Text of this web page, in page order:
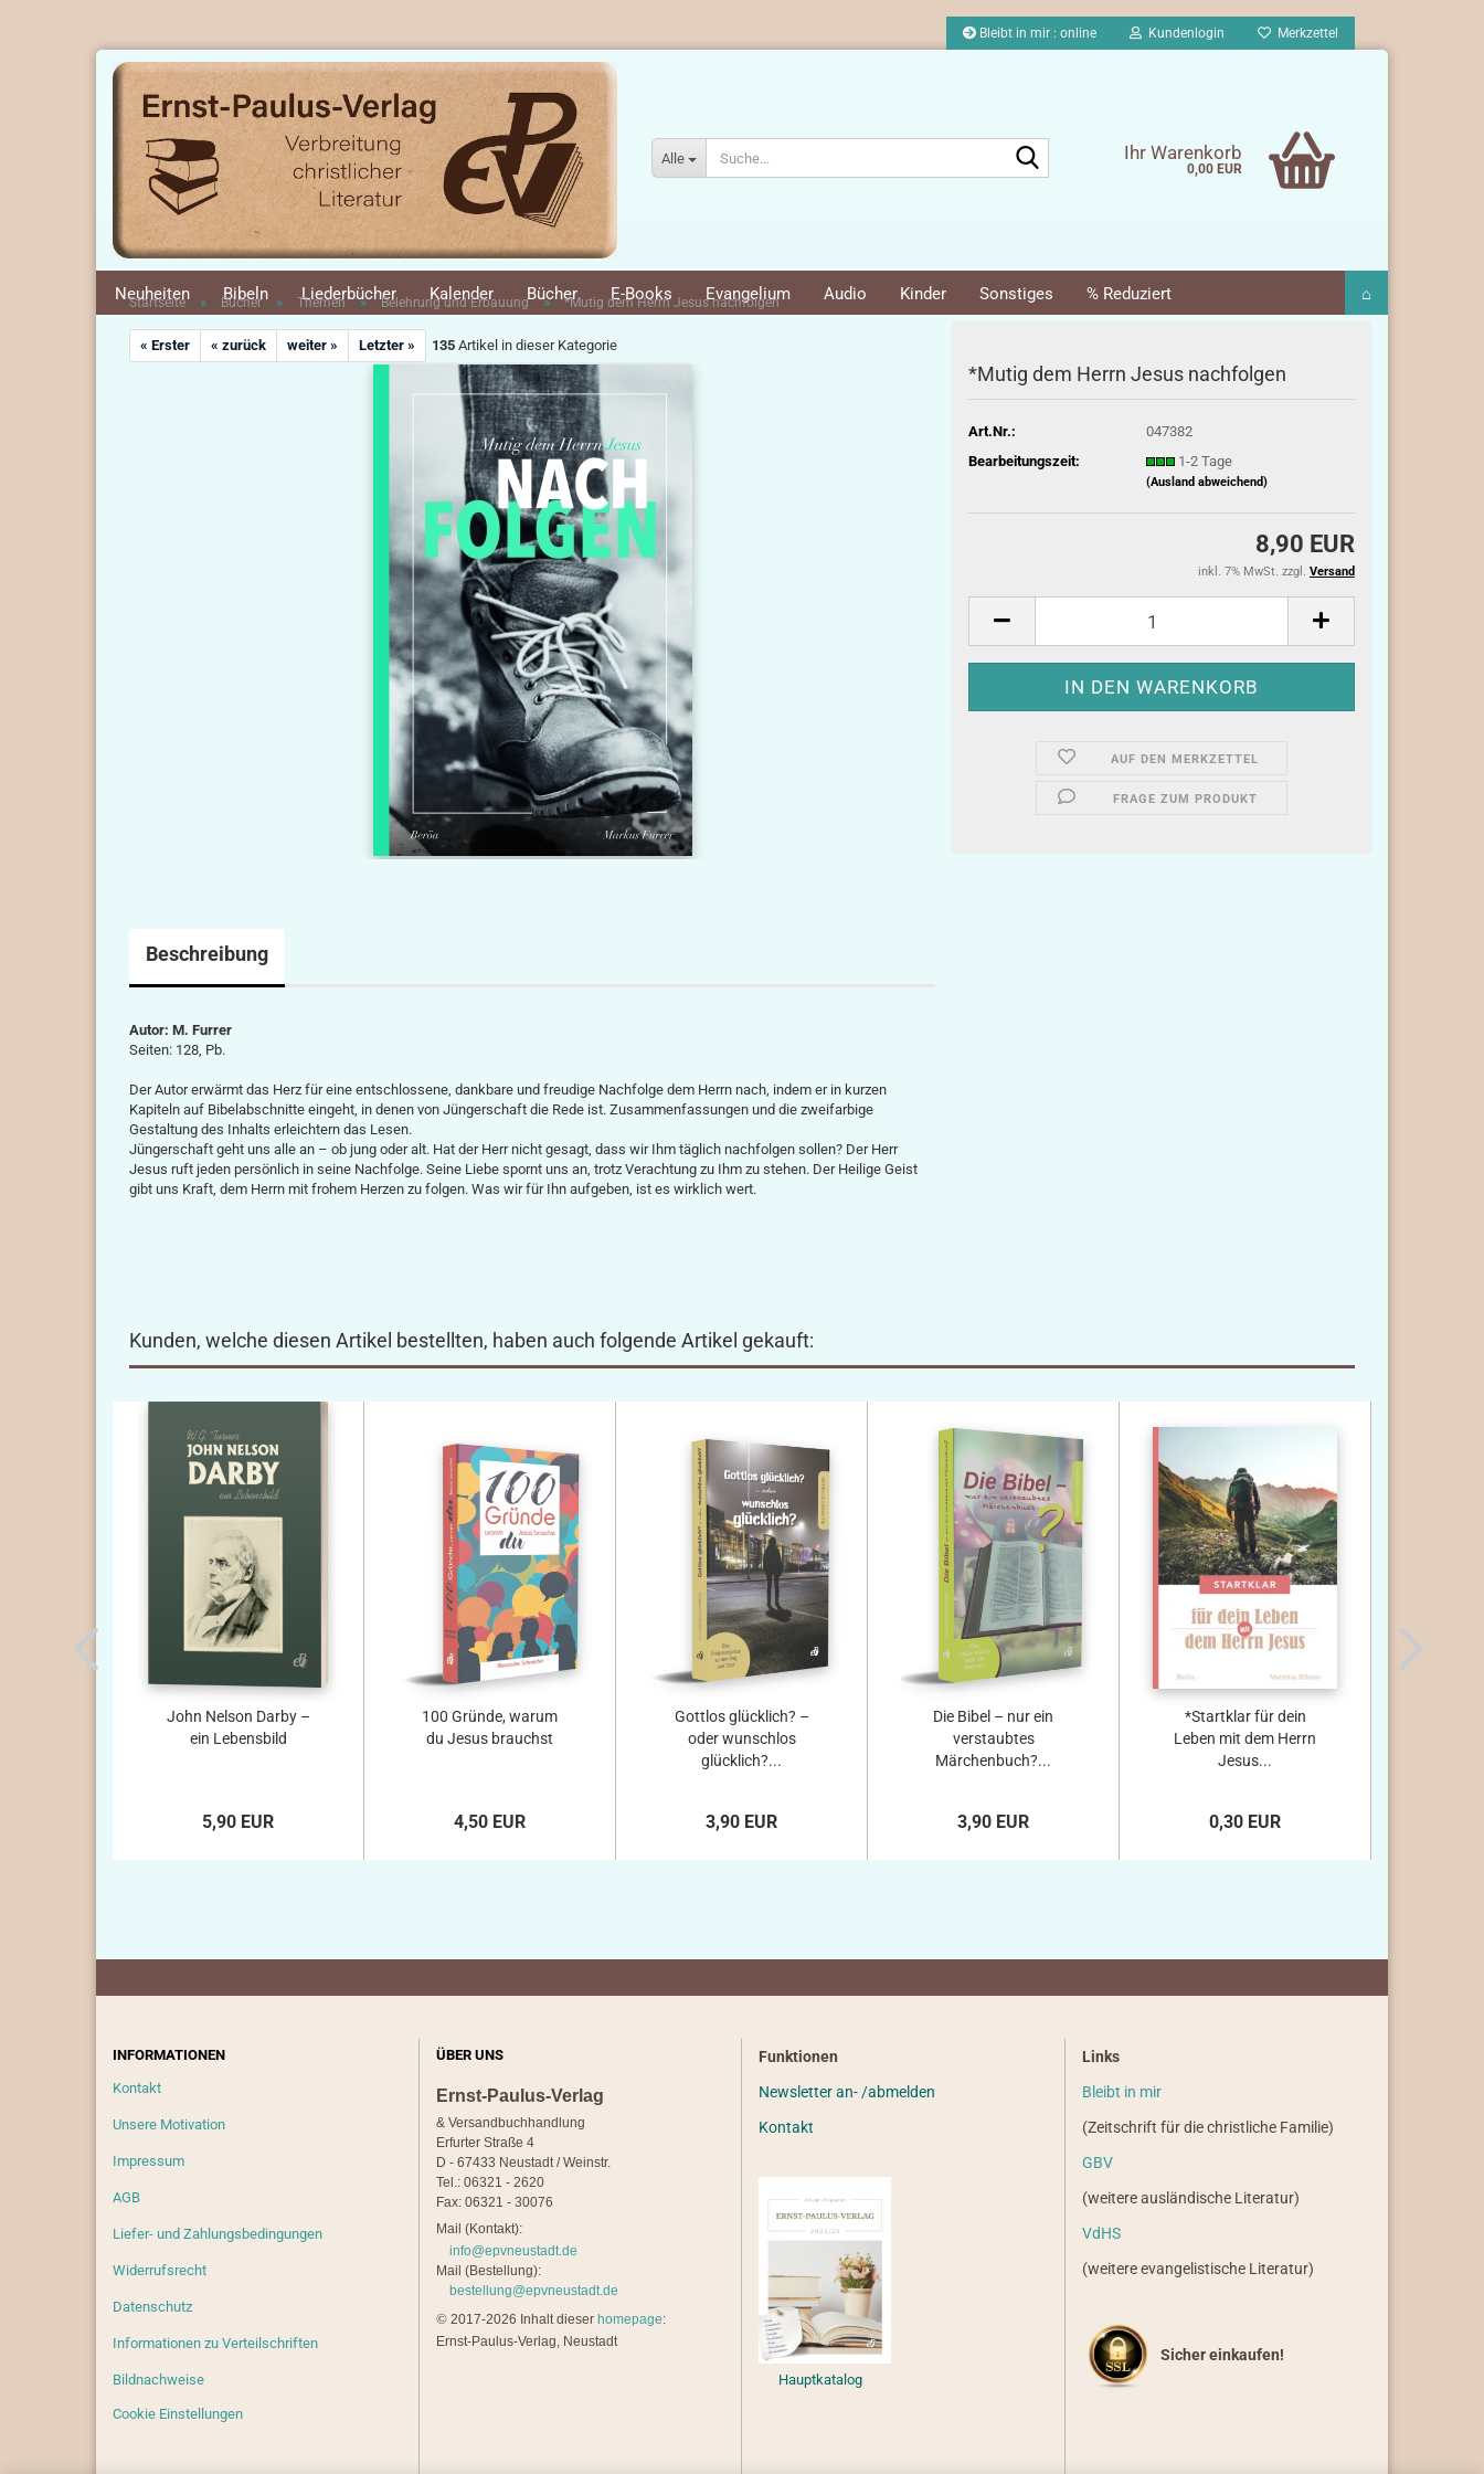
Bleibt in mir : online Kundenlogin Merkzettel
Alle Ihr Warenkorb
0,00 EUR
Neuheiten Bibeln Liederbücher Kalender Bücher E-Books Evangelium Audio Kinder Sonstiges % Reduziert ⌂
Startseite » Bücher » Themen » Belehrung und Erbauung » *Mutig dem Herrn Jesus nachfolgen
« Erster « zurück weiter » Letzter » 135 Artikel in dieser Kategorie
*Mutig dem Herrn Jesus nachfolgen
Art.Nr.:
047382
Bearbeitungszeit:
1-2 Tage
(Ausland abweichend)
8,90 EUR
inkl. 7% MwSt. zzgl. Versand
AUF DEN MERKZETTEL
FRAGE ZUM PRODUKT
Beschreibung
Autor: M. Furrer
Seiten: 128, Pb.
Der Autor erwärmt das Herz für eine entschlossene, dankbare und freudige Nachfolge dem Herrn nach, indem er in kurzen
Kapiteln auf Bibelabschnitte eingeht, in denen von Jüngerschaft die Rede ist. Zusammenfassungen und die zweifarbige
Gestaltung des Inhalts erleichtern das Lesen.
Jüngerschaft geht uns alle an – ob jung oder alt. Hat der Herr nicht gesagt, dass wir Ihm täglich nachfolgen sollen? Der Herr
Jesus ruft jeden persönlich in seine Nachfolge. Seine Liebe spornt uns an, trotz Verachtung zu Ihm zu stehen. Der Heilige Geist
gibt uns Kraft, dem Herrn mit frohem Herzen zu folgen. Was wir für Ihn aufgeben, ist es wirklich wert.
Kunden, welche diesen Artikel bestellten, haben auch folgende Artikel gekauft:
John Nelson Darby –
ein Lebensbild
5,90 EUR
100 Gründe, warum
du Jesus brauchst
4,50 EUR
Gottlos glücklich? –
oder wunschlos
glücklich?...
3,90 EUR
Die Bibel – nur ein
verstaubtes
Märchenbuch?...
3,90 EUR
*Startklar für dein
Leben mit dem Herrn
Jesus...
0,30 EUR
INFORMATIONEN
Kontakt
Unsere Motivation
Impressum
AGB
Liefer- und Zahlungsbedingungen
Widerrufsrecht
Datenschutz
Informationen zu Verteilschriften
Bildnachweise
Cookie Einstellungen
ÜBER UNS
Ernst-Paulus-Verlag
& Versandbuchhandlung
Erfurter Straße 4
D - 67433 Neustadt / Weinstr.
Tel.: 06321 - 2620
Fax: 06321 - 30076
Mail (Kontakt):
info@epvneustadt.de
Mail (Bestellung):
bestellung@epvneustadt.de
© 2017-2026 Inhalt dieser homepage:
Ernst-Paulus-Verlag, Neustadt
Funktionen
Newsletter an- /abmelden
Kontakt
Hauptkatalog
Links
Bleibt in mir
(Zeitschrift für die christliche Familie)
GBV
(weitere ausländische Literatur)
VdHS
(weitere evangelistische Literatur)
Sicher einkaufen!